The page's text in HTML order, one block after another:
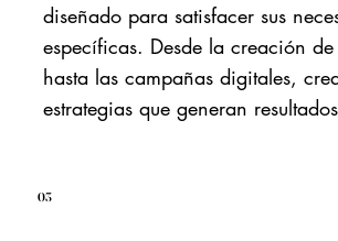
diseñado para satisfacer sus
específicas. Desde la creación
hasta las campañas digitales,
estrategias que generan
03